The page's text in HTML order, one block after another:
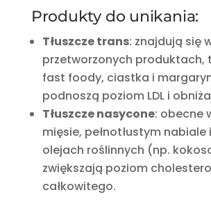
Produkty do unikania:
Tłuszcze trans: znajdują się
przetworzonych produktach,
fast foody, ciastka i
podnoszą poziom LDL i
Tłuszcze nasycone: obecne
mięsie, pełnotłustym
olejach roślinnych (np.
zwiększają poziom
całkowitego.